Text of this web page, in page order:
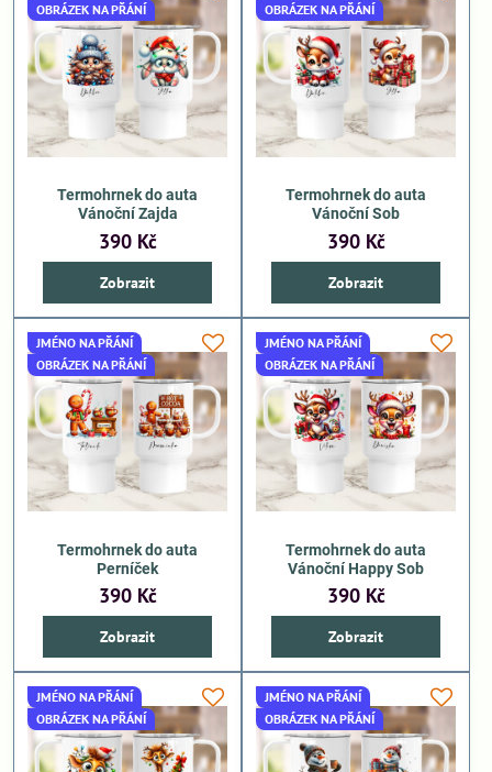
OBRÁZEK NA PŘÁNÍ
Termohrnek do auta
Vánoční Zajda
390 Kč
Zobrazit
OBRÁZEK NA PŘÁNÍ
Termohrnek do auta
Vánoční Sob
390 Kč
Zobrazit
JMÉNO NA PŘÁNÍ
OBRÁZEK NA PŘÁNÍ
Termohrnek do auta
Perníček
390 Kč
Zobrazit
JMÉNO NA PŘÁNÍ
OBRÁZEK NA PŘÁNÍ
Termohrnek do auta
Vánoční Happy Sob
390 Kč
Zobrazit
JMÉNO NA PŘÁNÍ
OBRÁZEK NA PŘÁNÍ
JMÉNO NA PŘÁNÍ
OBRÁZEK NA PŘÁNÍ